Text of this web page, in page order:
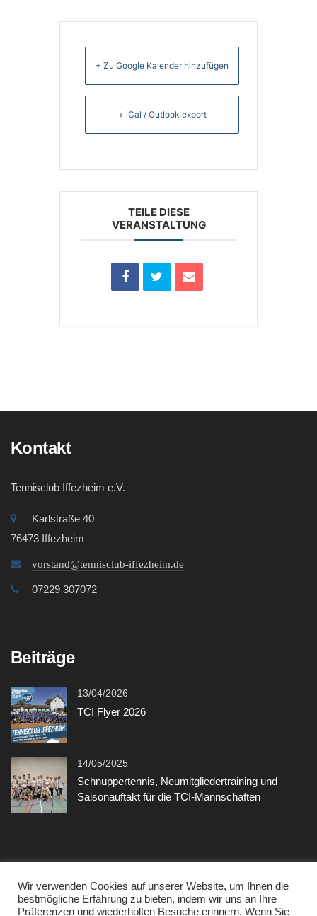
+ Zu Google Kalender hinzufügen
+ iCal / Outlook export
TEILE DIESE
VERANSTALTUNG
Kontakt
Tennisclub Iffezheim e.V.
Karlstraße 40
76473 Iffezheim
vorstand@tennisclub-iffezheim.de
07229 307072
Beiträge
13/04/2026
TCI Flyer 2026
14/05/2025
Schnuppertennis, Neumitgliedertraining und
Saisonauftakt für die TCI-Mannschaften
Wir verwenden Cookies auf unserer Website, um Ihnen die
bestmögliche Erfahrung zu bieten, indem wir uns an Ihre
Präferenzen und wiederholten Besuche erinnern. Wenn Sie